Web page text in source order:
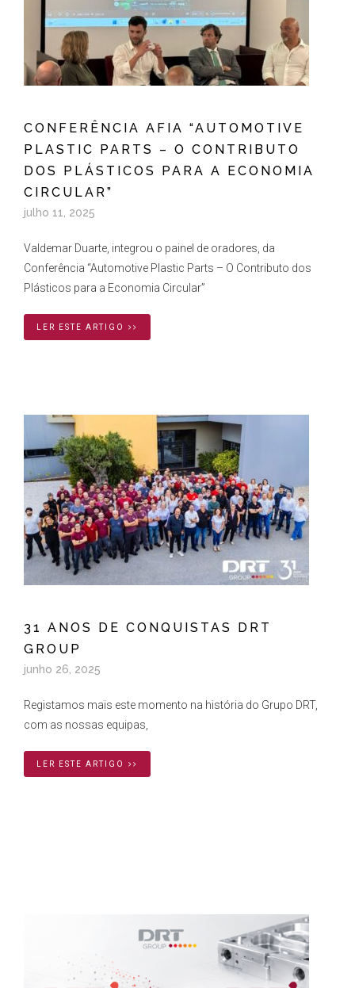
CONFERÊNCIA AFIA “AUTOMOTIVE
PLASTIC PARTS – O CONTRIBUTO
DOS PLÁSTICOS PARA A ECONOMIA
CIRCULAR”
julho 11, 2025
Valdemar Duarte, integrou o painel de oradores, da
Conferência “Automotive Plastic Parts – O Contributo dos
Plásticos para a Economia Circular”
LER ESTE ARTIGO
31 ANOS DE CONQUISTAS DRT
GROUP
junho 26, 2025
Registamos mais este momento na história do Grupo DRT,
com as nossas equipas,
LER ESTE ARTIGO